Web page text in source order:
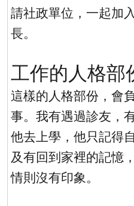
請社政單位，一起加
長。
工作的人格部
這樣的人格部份，會
事。我有遇過診友，
他去上學，他只記得
及有回到家裡的記憶
情則沒有印象。